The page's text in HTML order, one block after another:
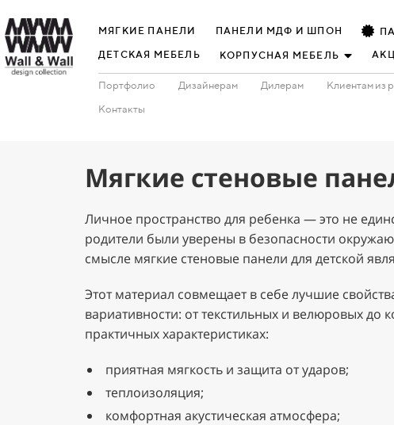
МЯГКИЕ ПАНЕЛИ ПАНЕЛИ МДФ И ШПОН
ДЕТСКАЯ МЕБЕЛЬ КОРПУСНАЯ МЕБЕЛЬ
Портфолио Дизайнерам Дилерам Клиентам из
Контакты
Мягкие стеновые
Личное пространство для ребенка — это не
родители были уверены в безопасности
смысле мягкие стеновые панели для детской
Этот материал совмещает в себе лучшие
вариативности: от текстильных и велюровых до
практичных характеристиках:
приятная мягкость и защита от ударов;
теплоизоляция;
комфортная акустическая атмосфера;